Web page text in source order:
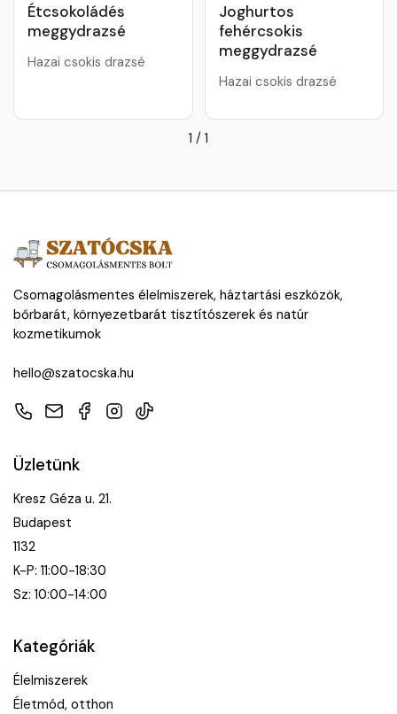
Étcsokoládés
meggydrazsé
Hazai csokis drazsé
Joghurtos
fehércsokis
meggydrazsé
Hazai csokis drazsé
1 / 1
Csomagolásmentes élelmiszerek, háztartási eszközök,
bőrbarát, környezetbarát tisztítószerek és natúr
kozmetikumok
hello@szatocska.hu
TelefonE-mailFacebook
Instagram
TikTok
Üzletünk
Kresz Géza u. 21.
Budapest
1132
K-P: 11:00-18:30
Sz: 10:00-14:00
Kategóriák
Élelmiszerek
Életmód, otthon